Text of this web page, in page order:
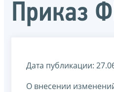
Приказ
Дата публикации:
О внесении